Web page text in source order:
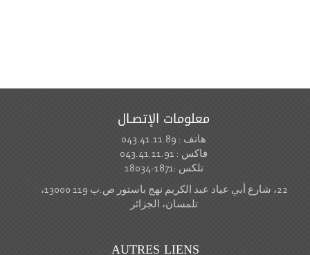
معلومات الإتصـال
هاتف : 043.41.11.89
فاكس : 043.41.11.91
تلكس :1871-18034
22، شارع أبي عياد عبد الكريم نهج باستور ص.ب 119 13000،
تلمسان، الجزائر
AUTRES LIENS